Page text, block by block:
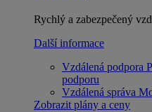
Rychlý a zabezpečený
Další informace
Vzdálená podpora
podporu
Vzdálená správa
Zobrazit plány a ceny